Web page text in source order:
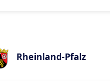
Rheinland-Pfalz